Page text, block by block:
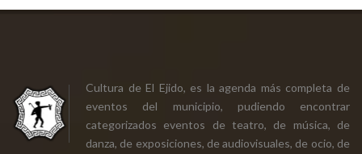
Cultura de El Ejido, es la agenda más completa de
eventos del municipio, pudiendo encontrar
categorizados eventos de teatro, de música, de
danza, de exposiciones, de audiovisuales, de ocio, de